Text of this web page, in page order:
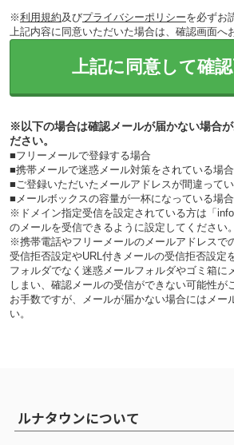
※利用規約及びプライバシーポリシーを必ずお
上記内容に同意いただいた場合は、確認画面へ
上記に同意して確
※以下の場合は確認メールが届かない場合
ださい。
■フリーメールで登録する場合
■携帯メールで迷惑メール対策をされている場合
■ご登録いただいたメールアドレスが間違って
■メールボックスの容量が一杯になっている場合
※ドメイン指定受信を設定されている方は「
のメールを受信できるように設定してください。
※携帯電話やフリーメールのメールアドレスで
受信拒否設定やURL付きメールの受信拒否設定
フォルダでなく迷惑メールフォルダやゴミ箱に
しまい、確認メールの受信ができない可能性が
お手数ですが、メールが届かない場合にはメー
い。
ルナタウンについて